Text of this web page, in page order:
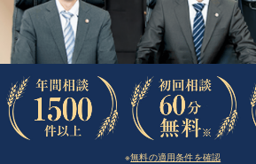
企業法務
労働問題（解雇，残業等）
刑事弁護
交通事故
※無料の適用条件を確認
企業法務
労働問題（解雇，残業等）
刑事弁護
交通事故